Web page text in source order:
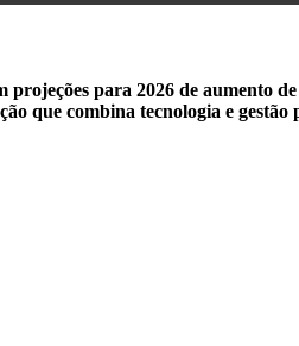
para 2026 de aumento
que combina tecnologia e